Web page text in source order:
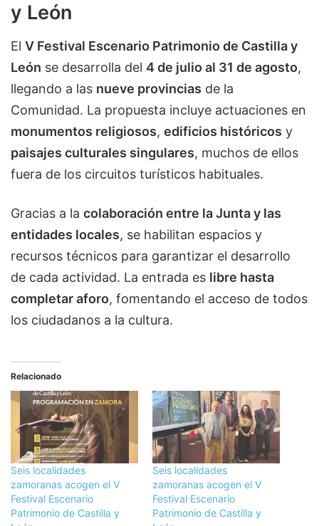
y León
El V Festival Escenario Patrimonio de Castilla y
León se desarrolla del 4 de julio al 31 de agosto,
llegando a las nueve provincias de la
Comunidad. La propuesta incluye actuaciones en
monumentos religiosos, edificios históricos y
paisajes culturales singulares, muchos de ellos
fuera de los circuitos turísticos habituales.
Gracias a la colaboración entre la Junta y las
entidades locales, se habilitan espacios y
recursos técnicos para garantizar el desarrollo
de cada actividad. La entrada es libre hasta
completar aforo, fomentando el acceso de todos
los ciudadanos a la cultura.
Relacionado
Seis localidades
zamoranas acogen el V
Festival Escenario
Patrimonio de Castilla y
Seis localidades
zamoranas acogen el V
Festival Escenario
Patrimonio de Castilla y